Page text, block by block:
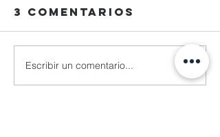
3 comentarios
Escribir un comentario...